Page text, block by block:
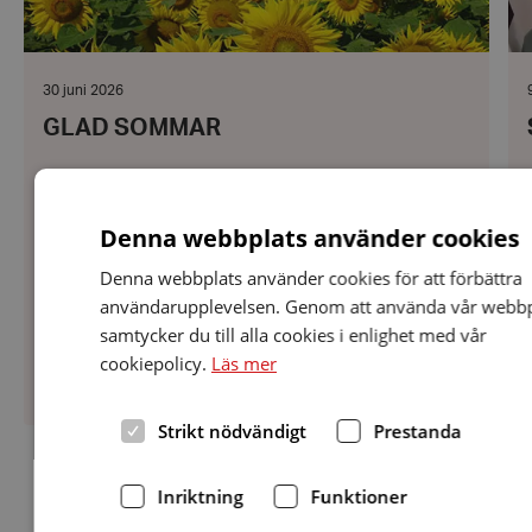
Datum:
juni
30 juni 2026
GLAD SOMMAR
den 2 september. Då startar vi med en
Auracast. Tills dess ha en...
Fler nyheter
Denna webbplats använder cookies
Denna webbplats använder cookies för att förbättra
användarupplevelsen. Genom att använda vår
samtycker du till alla cookies i enlighet med vår
cookiepolicy. Läs mer
Strikt nödvändigt Prestanda
Inriktning Funktioner